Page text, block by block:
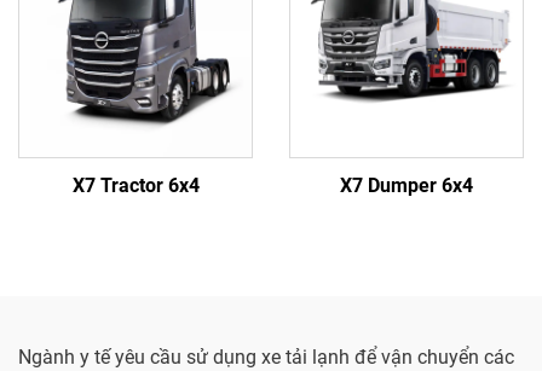
X7 Tractor 6x4 X7 Dumper 6x4
Ngành y tế yêu cầu sử dụng xe tải lạnh để vận chuyển các